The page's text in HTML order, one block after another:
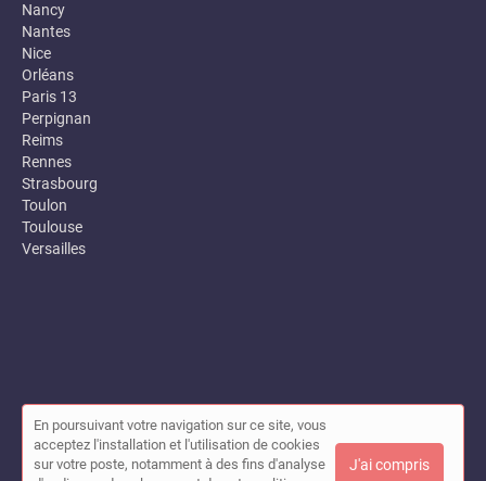
Nancy
Nantes
Nice
Orléans
Paris 13
Perpignan
Reims
Rennes
Strasbourg
Toulon
Toulouse
Versailles
© Annuaire des entreprises locales (Garance) 2026 |
Mon compte|Contact
En poursuivant votre navigation sur ce site, vous
acceptez l'installation et l'utilisation de cookies
sur votre poste, notamment à des fins d'analyse
J'ai compris